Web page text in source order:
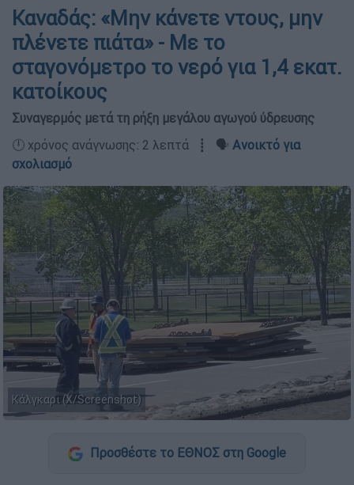
Καναδάς: «Μην κάνετε ντους, μην
πλένετε πιάτα» - Με το
σταγονόμετρο το νερό για 1,4 εκατ.
κατοίκους
Συναγερμός μετά τη ρήξη μεγάλου αγωγού ύδρευσης
🕛 χρόνος ανάγνωσης: 2 λεπτά ┋ 🗣️ Ανοικτό για
σχολιασμό
Κάλγκαρι (X/Screenshot)
Προσθέστε το ΕΘΝΟΣ στη Google